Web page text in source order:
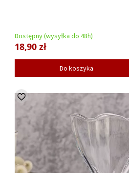
Dostępny (wysyłka do 48h)
18,90 zł
Do koszyka